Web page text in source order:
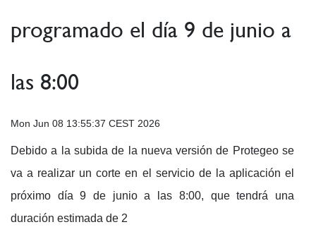
programado el día 9 de junio a
las 8:00
Mon Jun 08 13:55:37 CEST 2026
Debido a la subida de la nueva versión de Protegeo se
va a realizar un corte en el servicio de la aplicación el
próximo día 9 de junio a las 8:00, que tendrá una
duración estimada de 2